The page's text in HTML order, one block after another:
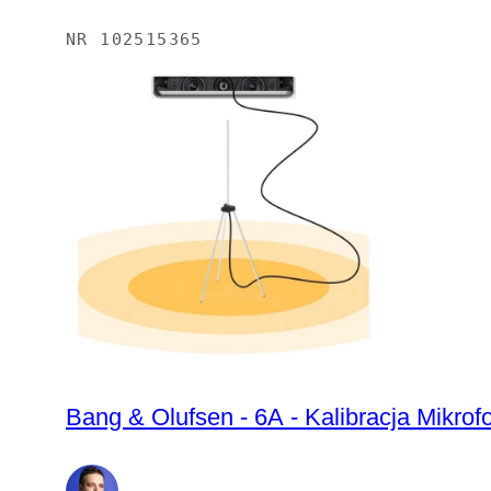
NR 102515365
Bang & Olufsen - 6A - Kalibracja